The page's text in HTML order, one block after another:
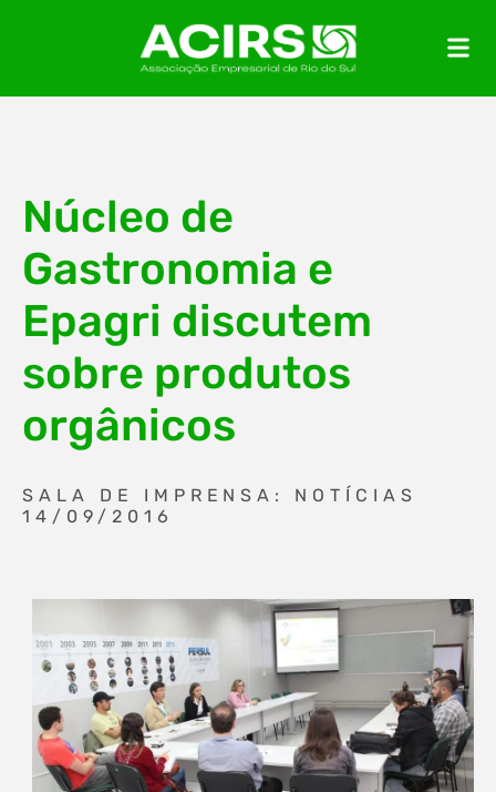
Núcleo de
Gastronomia e
Epagri discutem
sobre produtos
orgânicos
SALA DE IMPRENSA: NOTÍCIAS
14/09/2016